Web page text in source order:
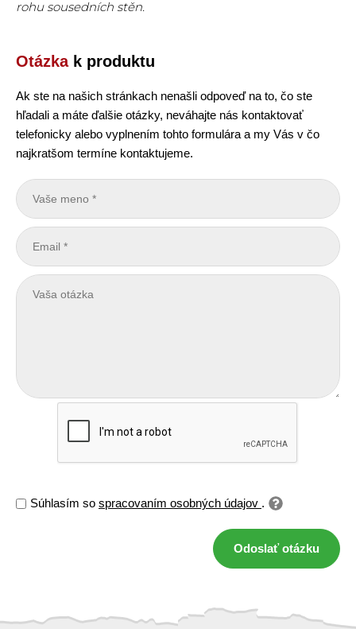
rohu sousedních stěn.
Otázkak produktu
Ak ste na našich stránkach nenašli odpoveď na to, čo ste
hľadali a máte ďalšie otázky, neváhajte nás kontaktovať
telefonicky alebo vyplnením tohto formulára a my Vás v čo
najkratšom termíne kontaktujeme.
Súhlasím so spracovaním osobných údajov .
Odoslať otázku